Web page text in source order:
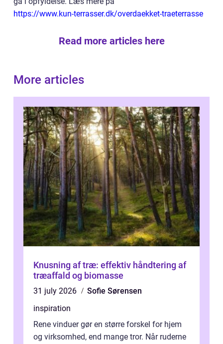
https://www.kun-terrasser.dk/overdaekket-traeterrasse
Read more articles here
More articles
Knusning af træ: effektiv håndtering af
træaffald og biomasse
31 july 2026
Sofie Sørensen
inspiration
Rene vinduer gør en større forskel for hjem
og virksomhed, end mange tror. Når ruderne